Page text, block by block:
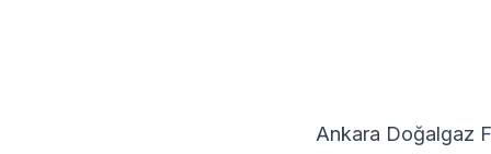
Ankara Doğalgaz